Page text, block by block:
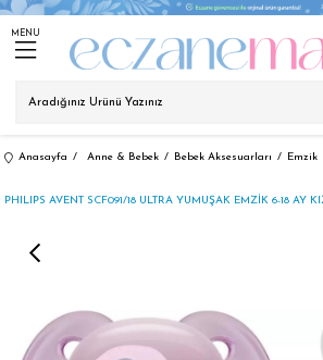
MENU
Anasayfa Anne & Bebek Bebek Aksesuarları Emzik
PHILIPS AVENT SCF091/18 ULTRA YUMUŞAK EMZİK 6-18 AY